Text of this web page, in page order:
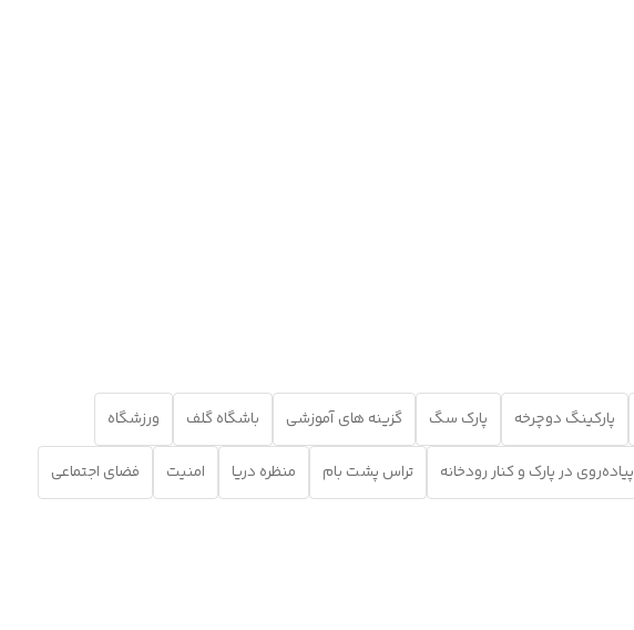
پارکینگ دوچرخه پارک سگ گزینه های آموزشی باشگاه گلف ورزشگاه
پیاده‌روی در پارک و کنار رودخانه تراس پشت بام منظره دریا امنیت فضای اجتماعی